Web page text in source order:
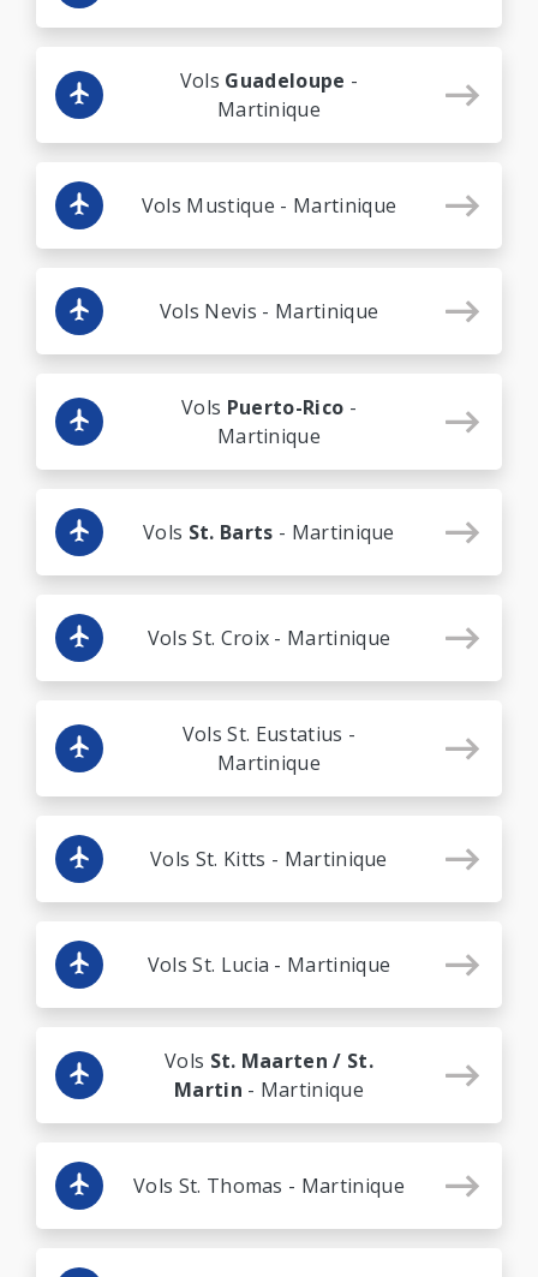
Vols Guadeloupe -
Martinique
Vols Mustique - Martinique
Vols Nevis - Martinique
Vols Puerto-Rico -
Martinique
Vols St. Barts - Martinique
Vols St. Croix - Martinique
Vols St. Eustatius -
Martinique
Vols St. Kitts - Martinique
Vols St. Lucia - Martinique
Vols St. Maarten / St.
Martin - Martinique
Vols St. Thomas - Martinique